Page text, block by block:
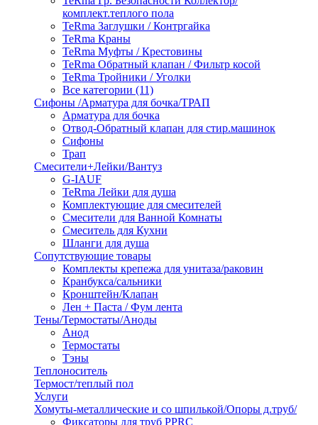
комплект.теплого пола
TeRma Заглушки / Контргайка
TeRma Краны
TeRma Муфты / Крестовины
TeRma Обратный клапан / Фильтр косой
TeRma Тройники / Уголки
Все категории (11)
Сифоны /Арматура для бочка/ТРАП
Арматура для бочка
Отвод-Обратный клапан для стир.машинок
Сифоны
Трап
Смесители+Лейки/Вантуз
G-IAUF
TeRma Лейки для душа
Комплектующие для смесителей
Смесители для Ванной Комнаты
Смеситель для Кухни
Шланги для душа
Сопутствующие товары
Комплекты крепежа для унитаза/раковин
Кранбукса/сальники
Кронштейн/Клапан
Лен + Паста / Фум лента
Тены/Термостаты/Аноды
Анод
Термостаты
Тэны
Теплоноситель
Термост/теплый пол
Услуги
Хомуты-металлические и со шпилькой/Опоры д.труб/
Фиксаторы для труб PPRC